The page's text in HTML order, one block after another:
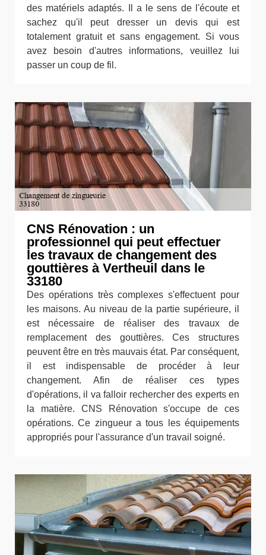
des matériels adaptés. Il a le sens de l'écoute et
sachez qu'il peut dresser un devis qui est
totalement gratuit et sans engagement. Si vous
avez besoin d'autres informations, veuillez lui
passer un coup de fil.
CNS Rénovation : un
professionnel qui peut effectuer
les travaux de changement des
gouttières à Vertheuil dans le
33180
Des opérations très complexes s'effectuent pour
les maisons. Au niveau de la partie supérieure, il
est nécessaire de réaliser des travaux de
remplacement des gouttières. Ces structures
peuvent être en très mauvais état. Par conséquent,
il est indispensable de procéder à leur
changement. Afin de réaliser ces types
d'opérations, il va falloir rechercher des experts en
la matière. CNS Rénovation s'occupe de ces
opérations. Ce zingueur a tous les équipements
appropriés pour l'assurance d'un travail soigné.